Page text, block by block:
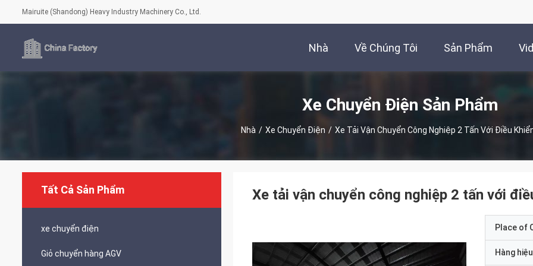
Mairuite (Shandong) Heavy Industry Machinery Co., Ltd.
Nhà Về Chúng Tôi Sản Phẩm
Xe Chuyển Điện Sản Phẩm
Nhà / Xe Chuyển Điện / Xe Tải Vận Chuyển Công Nghiệp 2 Tấn Với Điều
Tất Cả Sản Phẩm
xe chuyển điện
Giỏ chuyển hàng AGV
Xe tải vận chuyển công nghiệp 2 tấn với
Place of
Hàng hiệu